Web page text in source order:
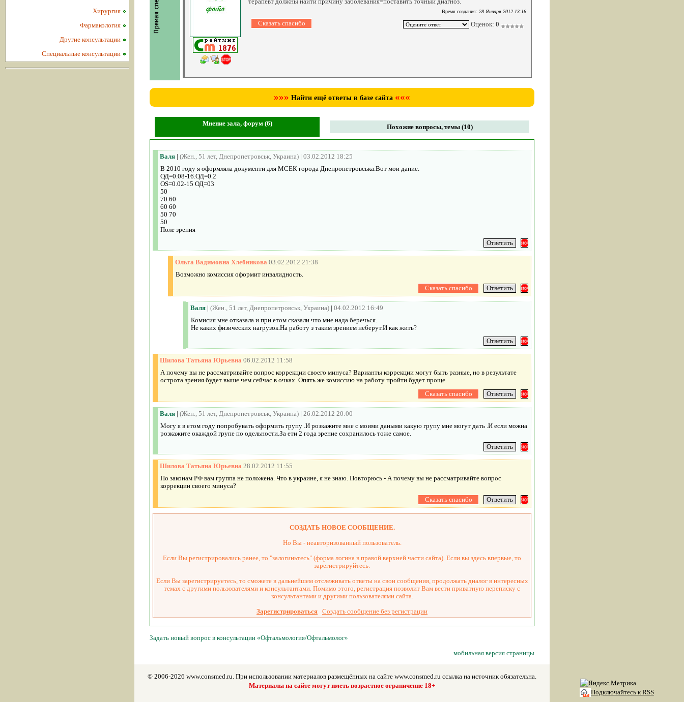
Время создания: 28 Января 2012 13:16
Оценок: 0
»»» Найти ещё ответы в базе сайта «««
Мнение зала, форум (6) Похожие вопросы, темы (10)
Валя | (Жен., 51 лет, Днепропетровськ, Украина) | 03.02.2012 18:25
В 2010 году я оформляла документи для МСЕК города Днепропетровська.Вот мои дание.
ОД=0.08-16.ОД=0.2
ОS=0.02-15 ОД=03
50
70 60
60 60
50 70
50
Поле зрения
Ольга Вадимовна Хлебникова 03.02.2012 21:38
Возможно комиссия оформит инвалидность.
Валя | (Жен., 51 лет, Днепропетровськ, Украина) | 04.02.2012 16:49
Комисия мне отказала и при етом сказали что мне нада беречься.
Не каких физических нагрузок.На работу з таким зрением неберут.И как жить?
Шилова Татьяна Юрьевна 06.02.2012 11:58
А почему вы не рассматривайте вопрос коррекции своего минуса? Варианты коррекции могут быть разные, но в результате
острота зрения будет выше чем сейчас в очках. Опять же комиссию на работу пройти будет проще.
Валя | (Жен., 51 лет, Днепропетровськ, Украина) | 26.02.2012 20:00
Могу я в етом году попробувать оформить групу .И розкажите мне с моими даными какую групу мне могут дать .И если можна
розкажите окаждой групе по одельности.За ети 2 года зрение сохранилось тоже самое.
Шилова Татьяна Юрьевна 28.02.2012 11:55
По законам РФ вам группа не положена. Что в украине, я не знаю. Повторюсь - А почему вы не рассматривайте вопрос
коррекции своего минуса?
СОЗДАТЬ НОВОЕ СООБЩЕНИЕ.
Но Вы - неавторизованный пользователь.
Если Вы регистрировались ранее, то "залогиньтесь" (форма логина в правой верхней части сайта). Если вы здесь впервые, то
зарегистрируйтесь.
Если Вы зарегистрируетесь, то сможете в дальнейшем отслеживать ответы на свои сообщения, продолжать диалог в интересных
темах с другими пользователями и консультантами. Помимо этого, регистрация позволит Вам вести приватную переписку с
консультантами и другими пользователями сайта.
Зарегистрироваться Создать сообщение без регистрации
Задать новый вопрос в консультации «Офтальмология/Офтальмолог»
мобильная версия страницы
Хирургия
Фармакология
Другие консультации
Специальные консультации
© 2006-2026 www.consmed.ru. При использовании материалов размещённых на сайте www.consmed.ru ссылка на источник обязательна.
Материалы на сайте могут иметь возрастное ограничение 18+
Подключайтесь к RSS